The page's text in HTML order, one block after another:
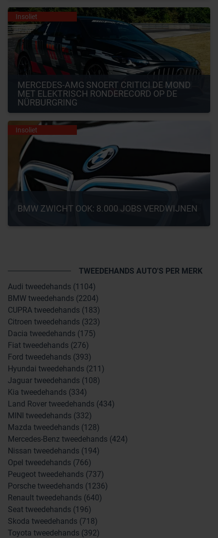
Insoliet
MERCEDES-AMG SNOERT CRITICI DE MOND
MET ELEKTRISCH RONDERECORD OP DE
NÜRBURGRING
Insoliet
BMW ZWICHT OOK: 8.000 JOBS VERDWIJNEN
TWEEDEHANDS AUTO'S PER MERK
Audi tweedehands (1104)
BMW tweedehands (2204)
CUPRA tweedehands (183)
Citroen tweedehands (323)
Dacia tweedehands (175)
Fiat tweedehands (276)
Ford tweedehands (393)
Hyundai tweedehands (211)
Jaguar tweedehands (108)
Kia tweedehands (334)
Land Rover tweedehands (434)
MINI tweedehands (332)
Mazda tweedehands (128)
Mercedes-Benz tweedehands (424)
Nissan tweedehands (194)
Opel tweedehands (766)
Peugeot tweedehands (737)
Porsche tweedehands (1236)
Renault tweedehands (640)
Seat tweedehands (196)
Skoda tweedehands (718)
Toyota tweedehands (392)